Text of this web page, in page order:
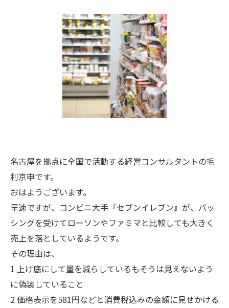
名古屋を拠点に全国で活動する経営コンサルタントの毛
利京申です。
おはようございます。
早速ですが、コンビニ大手『セブンイレブン』が、バッ
シングを受けてローソンやファミマと比較しても大きく
売上を落としているようです。
その理由は、
1 上げ底にして量を減らしているもそうは見えないよう
に偽装していること
2 価格表示を581円などと消費税込みの金額に見せかける